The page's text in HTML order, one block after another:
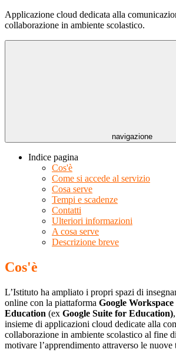
Applicazione cloud dedicata alla
collaborazione in ambiente scolastico.
navigazione
Indice pagina
Cos'è
Come si accede al servizio
Cosa serve
Tempi e scadenze
Contatti
Ulteriori informazioni
A cosa serve
Descrizione breve
Cos'è
L’Istituto ha ampliato i propri spazi di
online con la piattaforma Google
Education (ex Google Suite for Education)
insieme di applicazioni cloud dedicate alla
collaborazione in ambiente scolastico al fine
motivare l’apprendimento attraverso le nuove